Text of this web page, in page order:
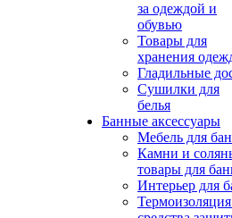
за одеждой и
обувью
Товары для
хранения
Гладильные
Сушилки для
белья
Банные аксессуары
Мебель для
Камни и
товары для
Интерьер для